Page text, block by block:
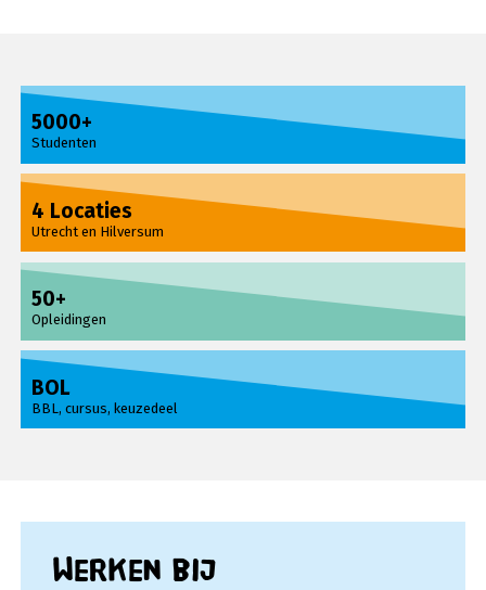
Studenten
5000+
Utrecht en Hilversum
4 Locaties
Opleidingen
50+
BBL, cursus, keuzedeel
BOL
Werken bij